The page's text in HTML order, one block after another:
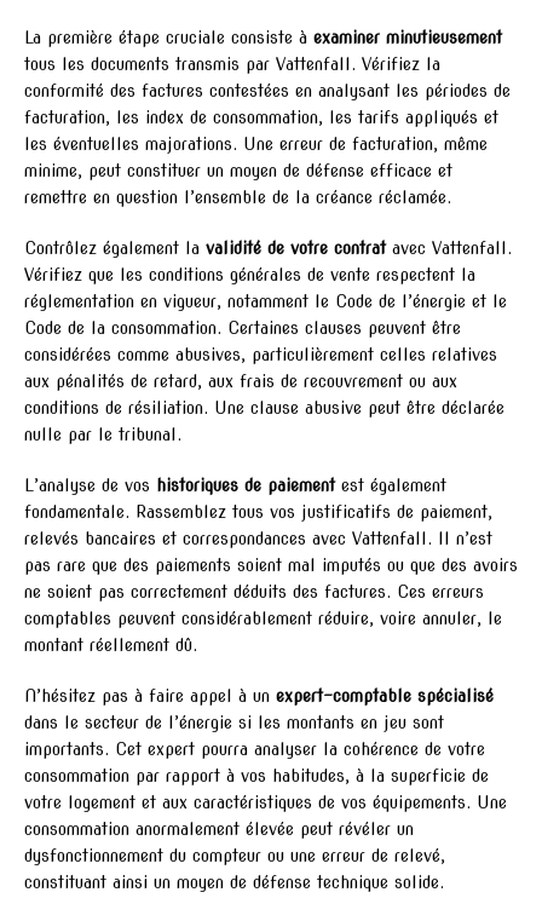
La première étape cruciale consiste à examiner minutieusement
tous les documents transmis par Vattenfall. Vérifiez la
conformité des factures contestées en analysant les périodes de
facturation, les index de consommation, les tarifs appliqués et
les éventuelles majorations. Une erreur de facturation, même
minime, peut constituer un moyen de défense efficace et
remettre en question l’ensemble de la créance réclamée.
Contrôlez également la validité de votre contratavec Vattenfall.
Vérifiez que les conditions générales de vente respectent la
réglementation en vigueur, notamment le Code de l’énergie et le
Code de la consommation. Certaines clauses peuvent être
considérées comme abusives, particulièrement celles relatives
aux pénalités de retard, aux frais de recouvrement ou aux
conditions de résiliation. Une clause abusive peut être déclarée
nulle par le tribunal.
L’analyse de vos historiques de paiementest également
fondamentale. Rassemblez tous vos justificatifs de paiement,
relevés bancaires et correspondances avec Vattenfall. Il n’est
pas rare que des paiements soient mal imputés ou que des avoirs
ne soient pas correctement déduits des factures. Ces erreurs
comptables peuvent considérablement réduire, voire annuler, le
montant réellement dû.
N’hésitez pas à faire appel à un expert-comptable spécialisé
dans le secteur de l’énergie si les montants en jeu sont
importants. Cet expert pourra analyser la cohérence de votre
consommation par rapport à vos habitudes, à la superficie de
votre logement et aux caractéristiques de vos équipements. Une
consommation anormalement élevée peut révéler un
dysfonctionnement du compteur ou une erreur de relevé,
constituant ainsi un moyen de défense technique solide.